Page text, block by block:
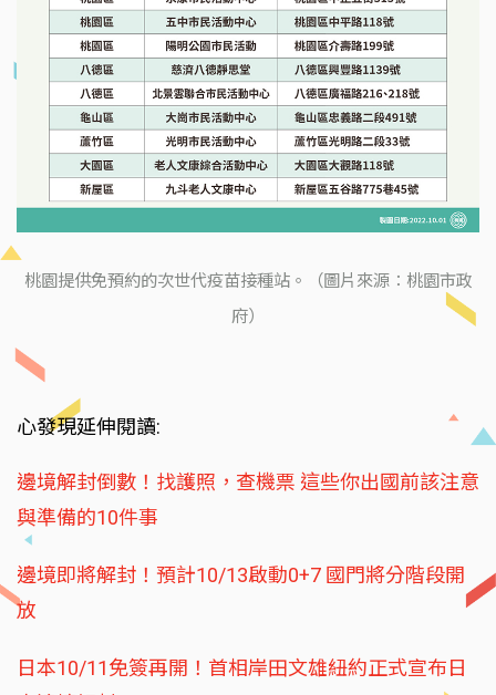
桃園提供免預約的次世代疫苗接種站。（圖片來源：桃園市政
府）
心發現延伸閱讀:
邊境解封倒數！找護照，查機票 這些你出國前該注意
與準備的10件事
邊境即將解封！預計10/13啟動0+7 國門將分階段開
放
日本10/11免簽再開！首相岸田文雄紐約正式宣布日